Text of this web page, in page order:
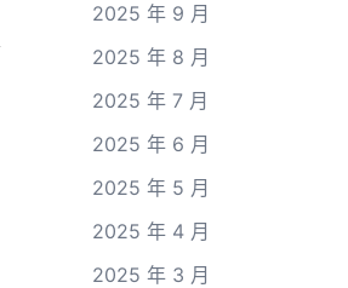
2025 年 9 月
2025 年 8 月
2025 年 7 月
2025 年 6 月
2025 年 5 月
2025 年 4 月
2025 年 3 月